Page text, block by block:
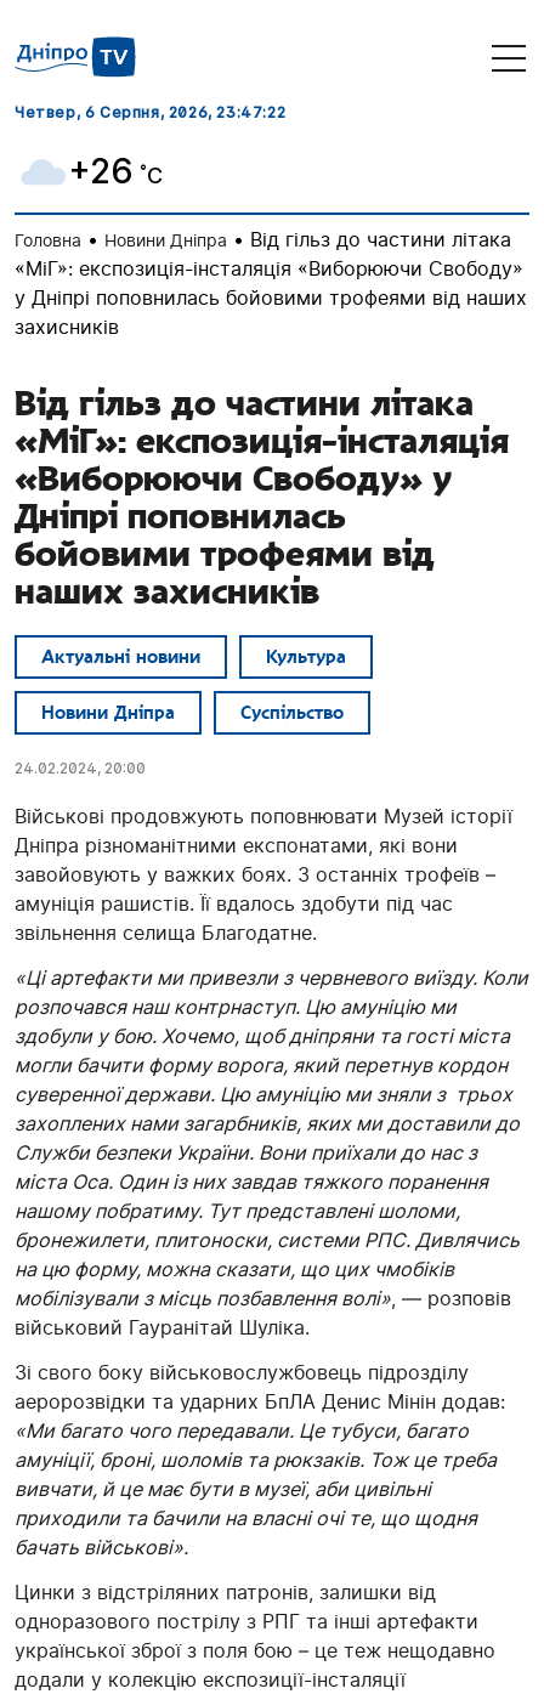
Четвер, 6 Серпня, 2026, 23:47:23
+26 ˚C
Головна • Новини Дніпра • Від гільз до частини літака
«МіГ»: експозиція-інсталяція «Виборюючи Свободу»
у Дніпрі поповнилась бойовими трофеями від наших
захисників
Від гільз до частини літака
«МіГ»: експозиція-інсталяція
«Виборюючи Свободу» у
Дніпрі поповнилась
бойовими трофеями від
наших захисників
Актуальні новини Культура
Новини Дніпра Суспільство
24.02.2024, 20:00
Військові продовжують поповнювати Музей історії
Дніпра різноманітними експонатами, які вони
завойовують у важких боях. З останніх трофеїв –
амуніція рашистів. Її вдалось здобути під час
звільнення селища Благодатне.
«Ці артефакти ми привезли з червневого виїзду. Коли
розпочався наш контрнаступ. Цю амуніцію ми
здобули у бою. Хочемо, щоб дніпряни та гості міста
могли бачити форму ворога, який перетнув кордон
суверенної держави. Цю амуніцію ми зняли з трьох
захоплених нами загарбників, яких ми доставили до
Служби безпеки України. Вони приїхали до нас з
міста Оса. Один із них завдав тяжкого поранення
нашому побратиму. Тут представлені шоломи,
бронежилети, плитоноски, системи РПС. Дивлячись
на цю форму, можна сказати, що цих чмобіків
мобілізували з місць позбавлення волі», — розповів
військовий Гауранітай Шуліка.
Зі свого боку військовослужбовець підрозділу
аеророзвідки та ударних БпЛА Денис Мінін додав:
«Ми багато чого передавали. Це тубуси, багато
амуніції, броні, шоломів та рюкзаків. Тож це треба
вивчати, й це має бути в музеї, аби цивільні
приходили та бачили на власні очі те, що щодня
бачать військові».
Цинки з відстріляних патронів, залишки від
одноразового пострілу з РПГ та інші артефакти
української зброї з поля бою – це теж нещодавно
додали у колекцію експозиції-інсталяції